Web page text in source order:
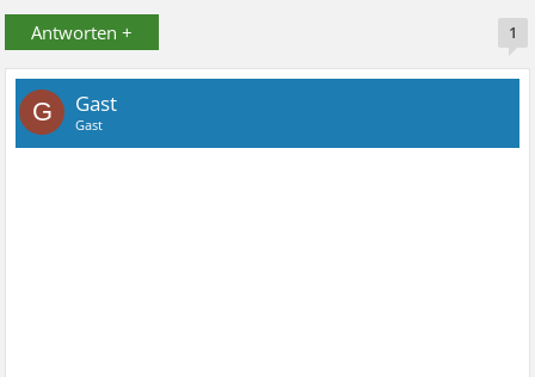
Antworten + 1
G Gast
Gast